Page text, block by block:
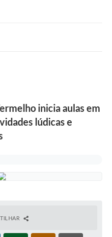
inicia aulas em
lúdicas e